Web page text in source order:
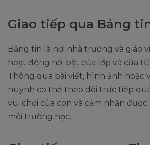
Giao tiếp qua Bảng
Bảng tin là nơi nhà trường và giáo
hoạt động nổi bật của lớp và của
Thông qua bài viết, hình ảnh hoặc
huynh có thể theo dõi trực tiếp
vui chơi của con và cảm nhận được
môi trường học.